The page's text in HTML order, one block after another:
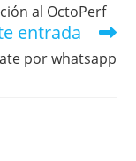
al OctoPerf
entrada
por whatsapp